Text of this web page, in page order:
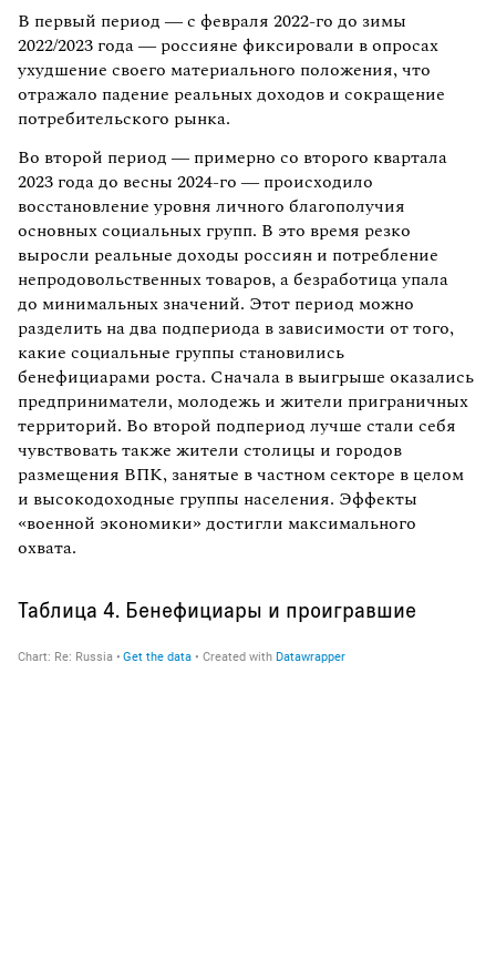
В первый период — с февраля 2022-го до зимы
2022/2023 года — россияне фиксировали в опросах
ухудшение своего материального положения, что
отражало падение реальных доходов и сокращение
потребительского рынка.
Во второй период — примерно со второго квартала
2023 года до весны 2024-го — происходило
восстановление уровня личного благополучия
основных социальных групп. В это время резко
выросли реальные доходы россиян и потребление
непродовольственных товаров, а безработица упала
до минимальных значений. Этот период можно
разделить на два подпериода в зависимости от того,
какие социальные группы становились
бенефициарами роста. Сначала в выигрыше оказались
предприниматели, молодежь и жители приграничных
территорий. Во второй подпериод лучше стали себя
чувствовать также жители столицы и городов
размещения ВПК, занятые в частном секторе в целом
и высокодоходные группы населения. Эффекты
«военной экономики» достигли максимального
охвата.
Таблица 4. Бенефициары и проигравшие